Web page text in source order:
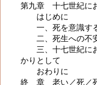
第九章 十七世紀に
はじめに
一、死を意識す
二、死生への不安
三、十七世紀にお
かりとして
おわりに
終 章 老い／死／